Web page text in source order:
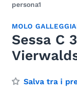
persona1
MOLO
Sessa C
Salva tra i